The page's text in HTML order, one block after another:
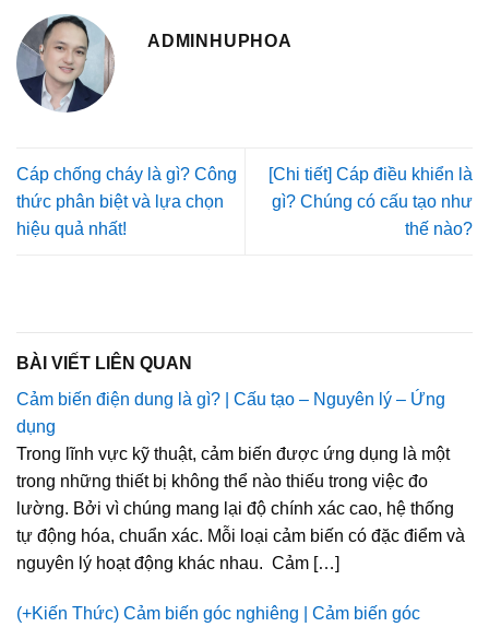
ADMINHUPHOA
Cáp chống cháy là gì? Công
thức phân biệt và lựa chọn
hiệu quả nhất!
[Chi tiết] Cáp điều khiển là
gì? Chúng có cấu tạo như
thế nào?
BÀI VIẾT LIÊN QUAN
Cảm biến điện dung là gì? | Cấu tạo – Nguyên lý – Ứng
dụng
Trong lĩnh vực kỹ thuật, cảm biến được ứng dụng là một
trong những thiết bị không thể nào thiếu trong việc đo
lường. Bởi vì chúng mang lại độ chính xác cao, hệ thống
tự động hóa, chuẩn xác. Mỗi loại cảm biến có đặc điểm và
nguyên lý hoạt động khác nhau. Cảm […]
(+Kiến Thức) Cảm biến góc nghiêng | Cảm biến góc